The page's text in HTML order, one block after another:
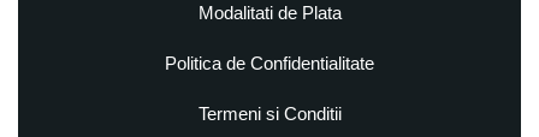
Modalitati de Plata
Politica de Confidentialitate
Termeni si Conditii